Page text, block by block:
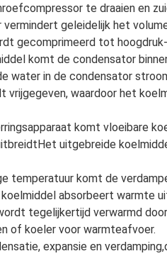
te draaien en
geleidelijk het
gecomprimeerd tot
komt de condensator
water in de condensator
waardoor het
komt vloeibare
uitgebreide
temperatuur komt de
absorbeert warmte
tegelijkertijd verwarmd
of koeler voor warmteafvoer.
expansie en